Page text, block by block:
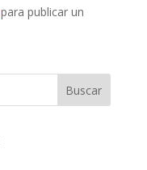
para publicar un
Buscar